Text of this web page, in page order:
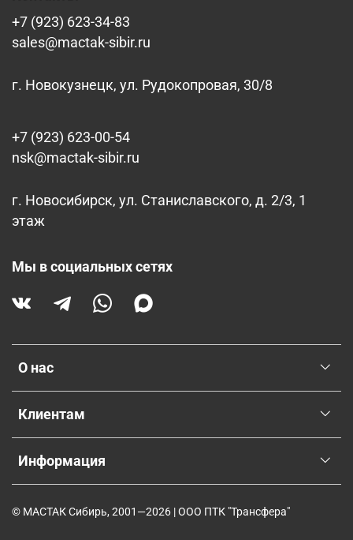
О нас
Клиентам
Информация
+7 (923) 623-34-83
sales@mactak-sibir.ru
г. Новокузнецк, ул. Рудокопровая, 30/8
+7 (923) 623-00-54
nsk@mactak-sibir.ru
г. Новосибирск, ул. Станиславского, д. 2/3, 1
этаж
Мы в социальных сетях
© МАСТАК Сибирь, 2001—2026 | ООО ПТК "Трансфера"